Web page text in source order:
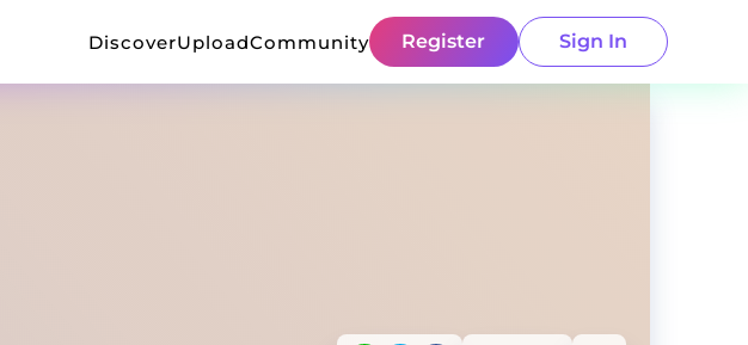
DiscoverUploadCommunity Register Sign In